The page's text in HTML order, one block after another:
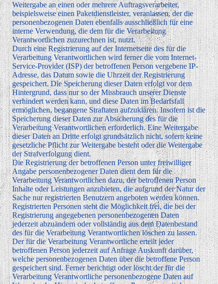
Weitergabe an einen oder mehrere Auftragsverarbeiter,
beispielsweise einen Paketdienstleister, veranlassen, der die
personenbezogenen Daten ebenfalls ausschließlich für eine
interne Verwendung, die dem für die Verarbeitung
Verantwortlichen zuzurechnen ist, nutzt.
Durch eine Registrierung auf der Internetseite des für die
Verarbeitung Verantwortlichen wird ferner die vom Internet-
Service-Provider (ISP) der betroffenen Person vergebene IP-
Adresse, das Datum sowie die Uhrzeit der Registrierung
gespeichert. Die Speicherung dieser Daten erfolgt vor dem
Hintergrund, dass nur so der Missbrauch unserer Dienste
verhindert werden kann, und diese Daten im Bedarfsfall
ermöglichen, begangene Straftaten aufzuklären. Insofern ist die
Speicherung dieser Daten zur Absicherung des für die
Verarbeitung Verantwortlichen erforderlich. Eine Weitergabe
dieser Daten an Dritte erfolgt grundsätzlich nicht, sofern keine
gesetzliche Pflicht zur Weitergabe besteht oder die Weitergabe
der Strafverfolgung dient.
Die Registrierung der betroffenen Person unter freiwilliger
Angabe personenbezogener Daten dient dem für die
Verarbeitung Verantwortlichen dazu, der betroffenen Person
Inhalte oder Leistungen anzubieten, die aufgrund der Natur der
Sache nur registrierten Benutzern angeboten werden können.
Registrierten Personen steht die Möglichkeit frei, die bei der
Registrierung angegebenen personenbezogenen Daten
jederzeit abzuändern oder vollständig aus dem Datenbestand
des für die Verarbeitung Verantwortlichen löschen zu lassen.
Der für die Verarbeitung Verantwortliche erteilt jeder
betroffenen Person jederzeit auf Anfrage Auskunft darüber,
welche personenbezogenen Daten über die betroffene Person
gespeichert sind. Ferner berichtigt oder löscht der für die
Verarbeitung Verantwortliche personenbezogene Daten auf